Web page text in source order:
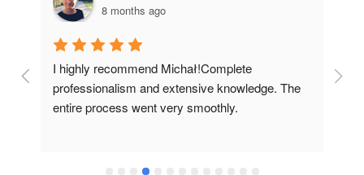
8 months ago
I wholeheartedly recommend working with
Michał!From our first meeting, he earned my
complete trust. His immense patience,
grateful he recommended such a specialist